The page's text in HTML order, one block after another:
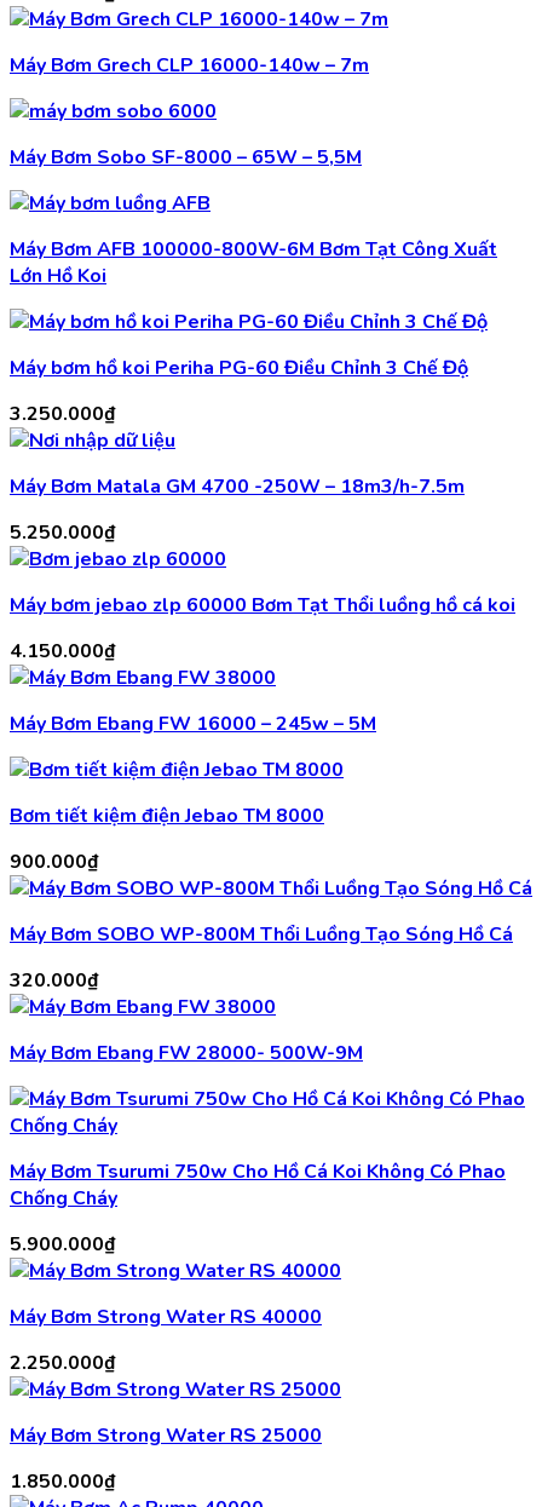
Máy Bơm Grech CLP 16000-140w – 7m
Máy Bơm Sobo SF-8000 – 65W – 5,5M
Máy Bơm AFB 100000-800W-6M Bơm Tạt Công Xuất
Lớn Hồ Koi
Máy bơm hồ koi Periha PG-60 Điều Chỉnh 3 Chế Độ
3.250.000₫
Máy Bơm Matala GM 4700 -250W – 18m3/h-7.5m
5.250.000₫
Máy bơm jebao zlp 60000 Bơm Tạt Thổi luồng hồ cá koi
4.150.000₫
Máy Bơm Ebang FW 16000 – 245w – 5M
Bơm tiết kiệm điện Jebao TM 8000
900.000₫
Máy Bơm SOBO WP-800M Thổi Luồng Tạo Sóng Hồ Cá
320.000₫
Máy Bơm Ebang FW 28000- 500W-9M
Máy Bơm Tsurumi 750w Cho Hồ Cá Koi Không Có Phao
Chống Cháy
5.900.000₫
Máy Bơm Strong Water RS 40000
2.250.000₫
Máy Bơm Strong Water RS 25000
1.850.000₫